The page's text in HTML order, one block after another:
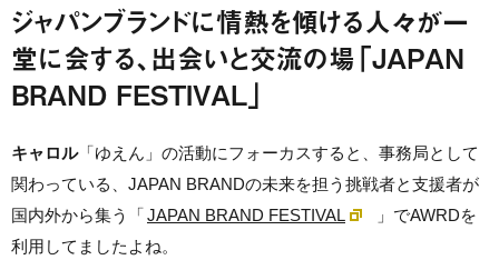
ジャパンブランドに情熱を傾ける人々が一
堂に会する、出会いと交流の場「JAPAN
BRAND FESTIVAL」
キャロル「ゆえん」の活動にフォーカスすると、事務局として
関わっている、JAPAN BRANDの未来を担う挑戦者と支援者が
国内外から集う「JAPAN BRAND FESTIVAL
」でAWRDを
利用してましたよね。